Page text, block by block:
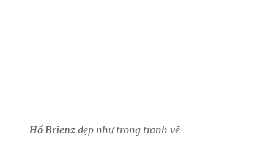
Hồ Brienz đẹp như trong tranh vẽ